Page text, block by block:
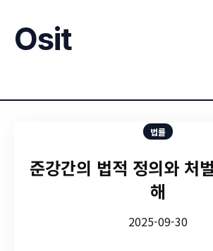
Osit
법률
준강간의 법적 정의와 처
해
2025-09-30